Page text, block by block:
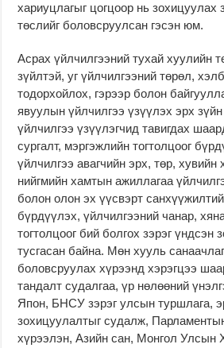
хариуцлагыг цогцоор нь зохицуулах
төслийг боловсруулсан гэсэн юм.
Асрах үйлчилгээний тухай хуулийн
зүйлтэй, уг үйлчилгээний төрөл,
тодорхойлох, гэрээр болон
явуулын үйлчилгээ үзүүлэх эрх зүйн
үйлчилгээ үзүүлэгчид тавигдах
сургалт, мэргэжлийн тогтолцоог
үйлчилгээ авагчийн эрх, төр, хувийн
нийгмийн хамтын ажиллагаа
болон олон эх үүсвэрт
бүрдүүлэх, үйлчилгээний чанар,
тогтолцоог бий болгох зэрэг үндсэн
тусгасан байна. Мөн хууль
боловсруулах хүрээнд хэрэгцээ
тандалт судалгаа, үр нөлөөний
Япон, БНСУ зэрэг улсын туршлага,
зохицуулалтыг судалж,
хүрээлэн, Азийн сан, Монгол Улсын